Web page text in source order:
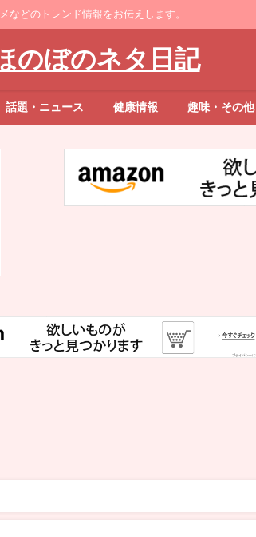
などのトレンド情報をお伝えします。
のぼのネタ日記
話題・ニュース 健康情報 趣味・その他